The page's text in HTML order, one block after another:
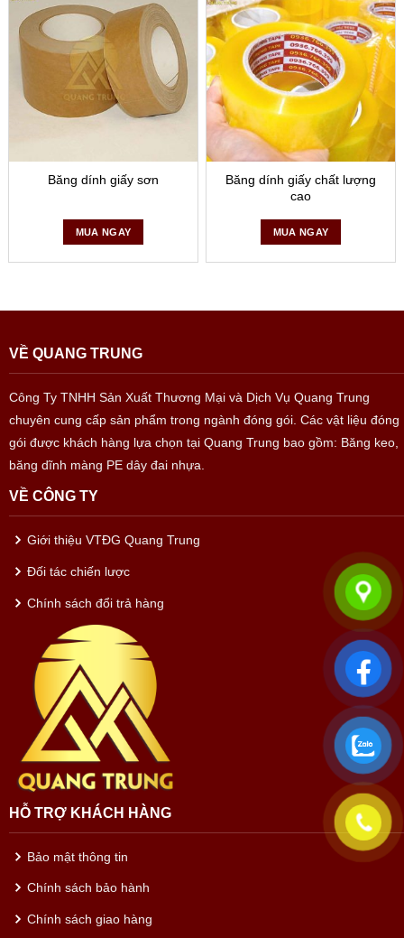
Băng dính giấy sơn
MUA NGAY
Băng dính giấy chất lượng
cao
MUA NGAY
VỀ QUANG TRUNG
Công Ty TNHH Sản Xuất Thương Mại và Dịch Vụ Quang Trung
chuyên cung cấp sản phẩm trong ngành đóng gói. Các vật liệu đóng
gói được khách hàng lựa chọn tại Quang Trung bao gồm: Băng keo,
băng dĩnh màng PE dây đai nhựa.
VỀ CÔNG TY
Giới thiệu VTĐG Quang Trung
Đối tác chiến lược
Chính sách đổi trả hàng
HỖ TRỢ KHÁCH HÀNG
Bảo mật thông tin
Chính sách bảo hành
Chính sách giao hàng